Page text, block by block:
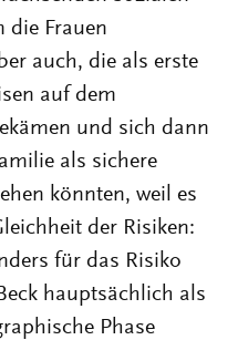
Frauen
auch, die als erste
auf dem
und sich dann
als sichere
könnten, weil es
der Risiken:
für das Risiko
hauptsächlich als
Phase